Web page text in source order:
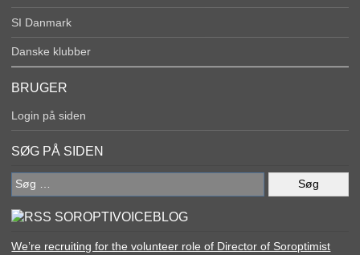
SI Danmark
Danske klubber
BRUGER
Login på siden
SØG PÅ SIDEN
Søg
efter:
SOROPTIVOICEBLOG
We’re recruiting for the volunteer role of Director of Soroptimist